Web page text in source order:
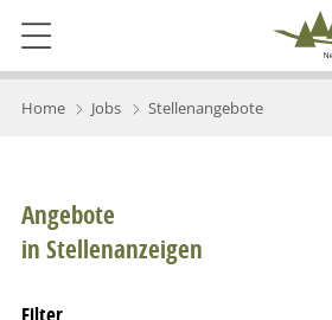
Home Jobs Stellenangebote
Angebote
in Stellenanzeigen